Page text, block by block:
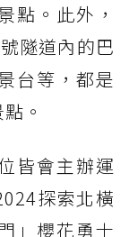
點。此外，
隧道內的巴
台等，都是
。
皆會主辦運
探索北橫
」櫻花勇士